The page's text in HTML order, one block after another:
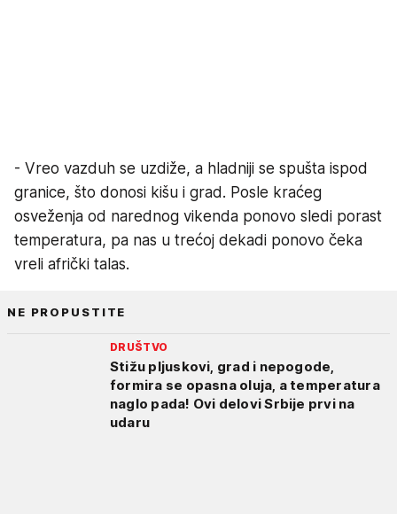
- Vreo vazduh se uzdiže, a hladniji se spušta ispod
granice, što donosi kišu i grad. Posle kraćeg
osveženja od narednog vikenda ponovo sledi porast
temperatura, pa nas u trećoj dekadi ponovo čeka
vreli afrički talas.
NE PROPUSTITE
DRUŠTVO
Stižu pljuskovi, grad i nepogode,
formira se opasna oluja, a temperatura
naglo pada! Ovi delovi Srbije prvi na
udaru